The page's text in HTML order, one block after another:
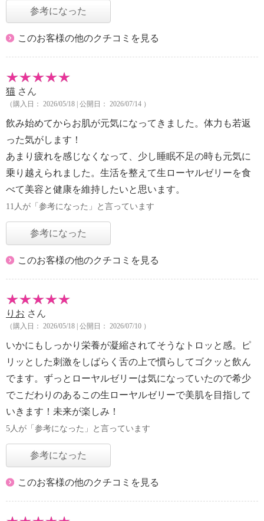
参考になった
このお客様の他のクチコミを見る
猫 さん
（購入日： 2026/05/18 | 公開日： 2026/07/14 ）
飲み始めてからお肌が元気になってきました。体力も若返
った気がします！
あまり疲れを感じなくなって、少し睡眠不足の時も元気に
乗り越えられました。生活を整えて生ローヤルゼリーを食
べて美容と健康を維持したいと思います。
11人が「参考になった」と言っています
参考になった
このお客様の他のクチコミを見る
りお さん
（購入日： 2026/05/18 | 公開日： 2026/07/10 ）
いかにもしっかり栄養が凝縮されてそうなトロッと感。ピ
リッとした刺激をしばらく舌の上で慣らしてゴクッと飲ん
でます。ずっとローヤルゼリーは気になっていたので希少
でこだわりのあるこの生ローヤルゼリーで美肌を目指して
いきます！未来が楽しみ！
5人が「参考になった」と言っています
参考になった
このお客様の他のクチコミを見る